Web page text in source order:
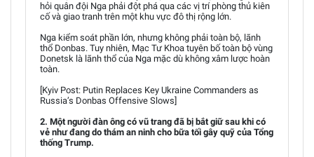
hỏi quân đội Nga phải đột phá qua các vị trí phòng thủ kiên
cố và giao tranh trên một khu vực đô thị rộng lớn.
Nga kiểm soát phần lớn, nhưng không phải toàn bộ, lãnh
thổ Donbas. Tuy nhiên, Mạc Tư Khoa tuyên bố toàn bộ vùng
Donetsk là lãnh thổ của Nga mặc dù không xâm lược hoàn
toàn.
[Kyiv Post: Putin Replaces Key Ukraine Commanders as
Russia’s Donbas Offensive Slows]
2. Một người đàn ông có vũ trang đã bị bắt giữ sau khi có
vẻ như đang do thám an ninh cho bữa tối gây quỹ của Tổng
thống Trump.